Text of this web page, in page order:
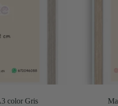
color Gris